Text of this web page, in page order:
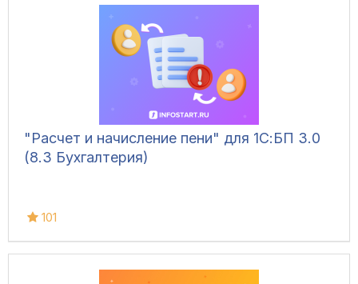
"Расчет и начисление пени" для 1С:БП 3.0
(8.3 Бухгалтерия)
101